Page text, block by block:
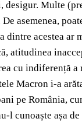
Multe
asemenea,
acestea
cu indiferență
Macron i-a
pe România,
l cunoaște așa de